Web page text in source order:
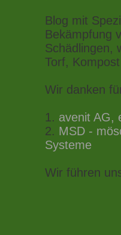
Blog mit
Bekämpfung
Schädlingen,
Torf,
Wir danken
1. avenit AG,
2. MSD -
Systeme
Wir führen